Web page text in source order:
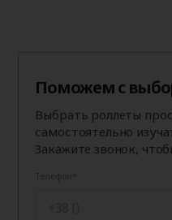
Поможем с
Выбрать роллеты
самостоятельно
Закажите звонок,